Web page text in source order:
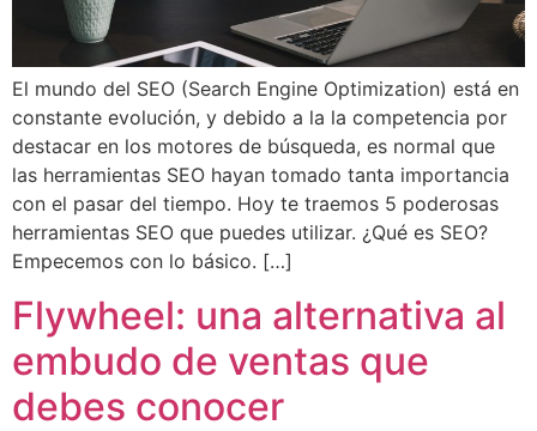
El mundo del SEO (Search Engine Optimization) está en
constante evolución, y debido a la la competencia por
destacar en los motores de búsqueda, es normal que
las herramientas SEO hayan tomado tanta importancia
con el pasar del tiempo. Hoy te traemos 5 poderosas
herramientas SEO que puedes utilizar. ¿Qué es SEO?
Empecemos con lo básico. […]
Flywheel: una alternativa al
embudo de ventas que
debes conocer